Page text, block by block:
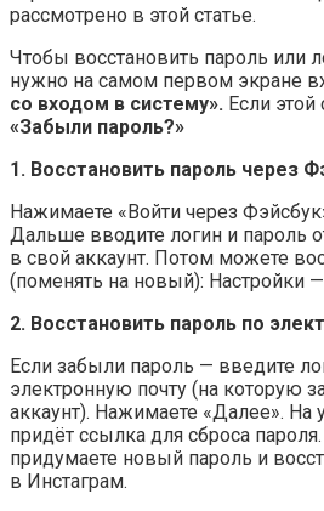
рассмотрено в этой статье.
Чтобы восстановить пароль или
нужно на самом первом экране
со входом в систему». Если этой
«Забыли пароль?»
1. Восстановить пароль через
Нажимаете «Войти через
Дальше вводите логин и пароль
в свой аккаунт. Потом можете
(поменять на новый): Настройки
2. Восстановить пароль по
Если забыли пароль — введите
электронную почту (на которую
аккаунт). Нажимаете «Далее». На
придёт ссылка для сброса
придумаете новый пароль и
в Инстаграм.